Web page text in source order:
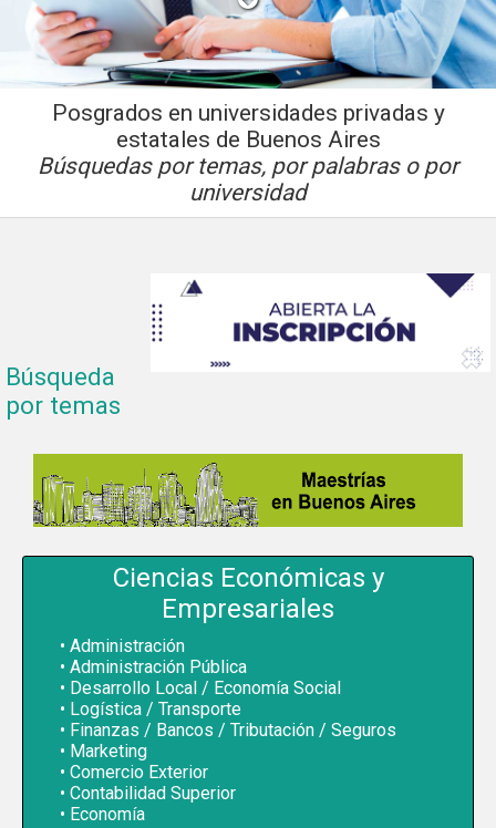
Posgrados en universidades privadas y
estatales de Buenos Aires
Búsquedas por temas, por palabras o por
universidad
Búsqueda
por temas
Ciencias Económicas y
Empresariales
Administración
Administración Pública
Desarrollo Local / Economía Social
Logística / Transporte
Finanzas / Bancos / Tributación / Seguros
Marketing
Comercio Exterior
Contabilidad Superior
Economía